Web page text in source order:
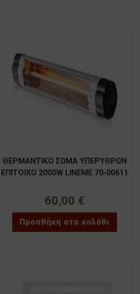
ΘΕΡΜΑΝΤΙΚΟ ΣΩΜΑ ΥΠΕΡΥΘΡΩΝ
ΕΠΙΤΟΙΧΟ 2000W LINEME 70-00611
60,00 €
Προσθήκη στο καλάθι